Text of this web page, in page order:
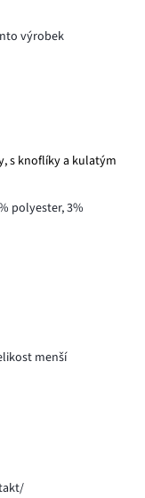
výrobek
s knoflíky a kulatým
polyester, 3%
menší